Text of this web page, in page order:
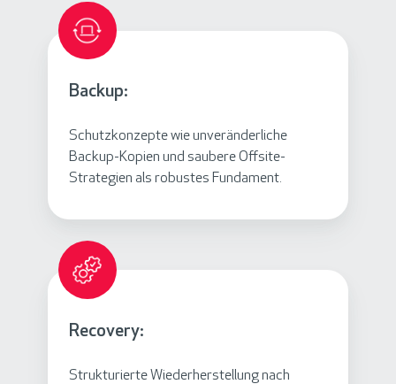
Backup:
Schutzkonzepte wie unveränderliche
Backup-Kopien und saubere Offsite-
Strategien als robustes Fundament.
Recovery:
Strukturierte Wiederherstellung nach